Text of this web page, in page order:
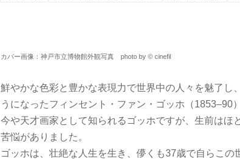
カバー画像：神戸市立博物館外観写真 photo by © cinefil
鮮やかな色彩と豊かな表現力で世界中の人々を魅了し
うになったフィンセント・ファン・ゴッホ（1853–90）
今や天才画家として知られるゴッホですが、生前はほ
苦悩がありました。
ゴッホは、壮絶な人生を生き、儚くも37歳で自らこの